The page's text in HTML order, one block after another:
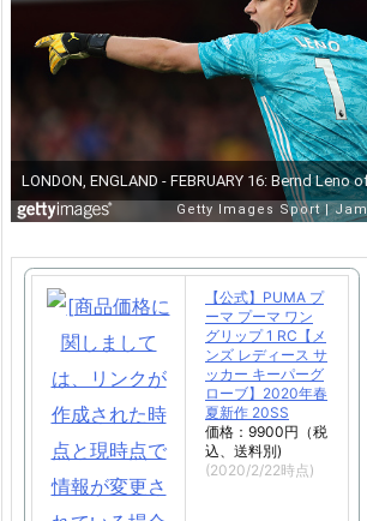
【公式】PUMA プ
ーマ プーマ ワン
グリップ 1 RC【メ
ンズ レディース サ
ッカー キーパーグ
ローブ】2020年春
夏新作 20SS
価格：9900円（税
込、送料別)
(2020/2/22時点)